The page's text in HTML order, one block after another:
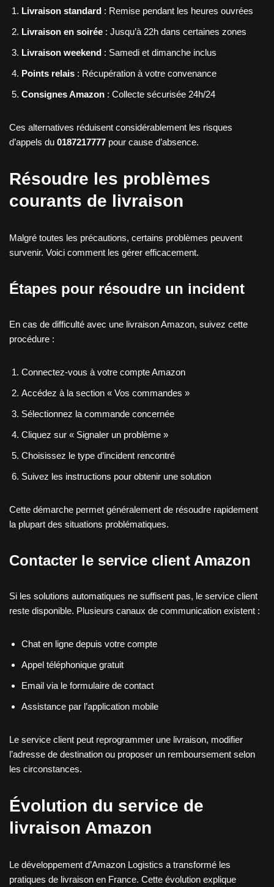
Livraison standard : Remise pendant les heures ouvrées
Livraison en soirée : Jusqu’à 22h dans certaines zones
Livraison weekend : Samedi et dimanche inclus
Points relais : Récupération à votre convenance
Consignes Amazon : Collecte sécurisée 24h/24
Ces alternatives réduisent considérablement les risques
d’appels du 0187217777 pour cause d’absence.
Résoudre les problèmes
courants de livraison
Malgré toutes les précautions, certains problèmes peuvent
survenir. Voici comment les gérer efficacement.
Étapes pour résoudre un incident
En cas de difficulté avec une livraison Amazon, suivez cette
procédure :
Connectez-vous à votre compte Amazon
Accédez à la section « Vos commandes »
Sélectionnez la commande concernée
Cliquez sur « Signaler un problème »
Choisissez le type d’incident rencontré
Suivez les instructions pour obtenir une solution
Cette démarche permet généralement de résoudre rapidement
la plupart des situations problématiques.
Contacter le service client Amazon
Si les solutions automatiques ne suffisent pas, le service client
reste disponible. Plusieurs canaux de communication existent :
Chat en ligne depuis votre compte
Appel téléphonique gratuit
Email via le formulaire de contact
Assistance par l’application mobile
Le service client peut reprogrammer une livraison, modifier
l’adresse de destination ou proposer un remboursement selon
les circonstances.
Évolution du service de
livraison Amazon
Le développement d’Amazon Logistics a transformé les
pratiques de livraison en France. Cette évolution explique